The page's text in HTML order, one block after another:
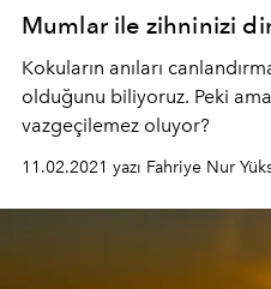
Mumlar ile zihninizi
Kokuların anıları
olduğunu biliyoruz. Peki
vazgeçilemez oluyor?
11.02.2021 yazı Fahriye Nur